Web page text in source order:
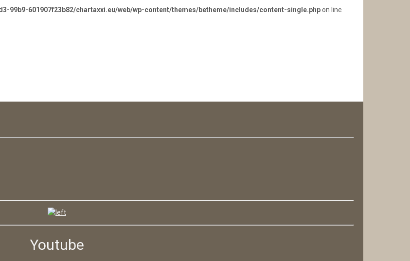
99b9-601907f23b82/chartaxxi.eu/web/wp-content/themes/betheme/includes/content-single.phpon line
Youtube